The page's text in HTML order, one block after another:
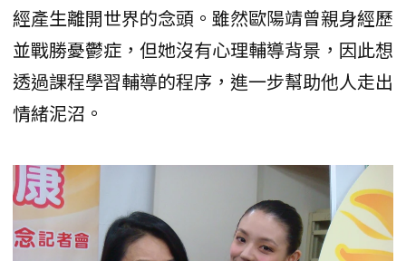
經產生離開世界的念頭。雖然歐陽靖曾親身經歷
並戰勝憂鬱症，但她沒有心理輔導背景，因此想
透過課程學習輔導的程序，進一步幫助他人走出
情緒泥沼。